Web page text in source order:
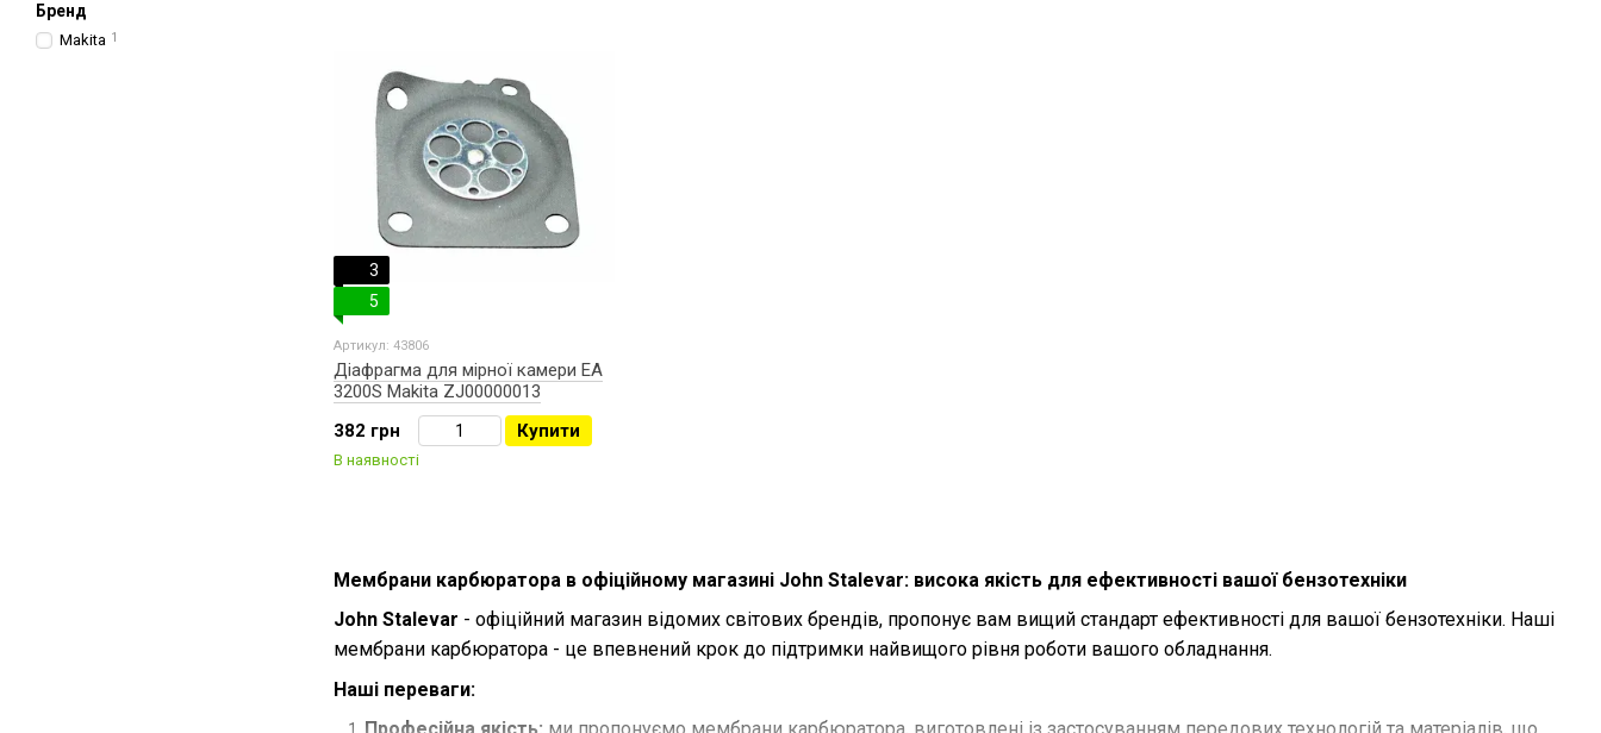
Мембрани карбюратора в офіційному магазині John Stalevar: висока якість для ефективності вашої бензотехніки
John Stalevar - офіційний магазин відомих світових брендів, пропонує вам вищий стандарт ефективності для вашої бензотехніки. Наші
мембрани карбюратора - це впевнений крок до підтримки найвищого рівня роботи вашого обладнання.
Наші переваги:
3
5
Артикул: 43806
Діафрагма для мірної камери EA
3200S Makita ZJ00000013
382 грн
Купити
В наявності
Бренд
Makita 1